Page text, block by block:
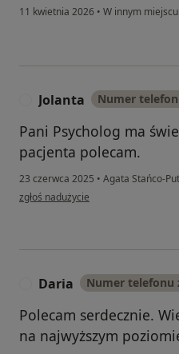
11 kwietnia 2026 • W innym miejscu
Jolanta Numer
Pani Psycholog ma
pacjenta polecam.
23 czerwca 2025 • Agata Stańco-
w opinii użytkownika Jolanta
zgłoś nadużycie
Daria Numer
Polecam serdecznie.
na najwyższym